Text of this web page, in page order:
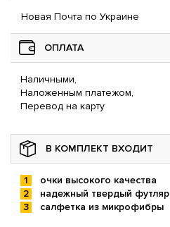
Новая Почта по Украине
ОПЛАТА
Наличными,
Наложенным платежом,
Перевод на карту
В КОМПЛЕКТ ВХОДИТ
очки высокого качества
надежный твердый футляр
салфетка из микрофибры